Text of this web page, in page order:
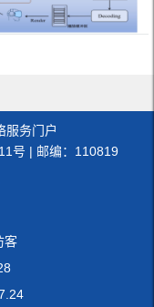
服务门户
号 | 邮编：110819
客
.24